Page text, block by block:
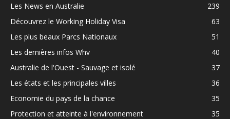
Les News en Australie
239
Découvrez le Working Holiday Visa
63
Les plus beaux Parcs Nationaux
51
Les dernières infos Whv
40
Australie de l'Ouest - Sauvage et isolé
37
Les états et les principales villes
36
Economie du pays de la chance
35
Protection et atteinte à l'environnement
35